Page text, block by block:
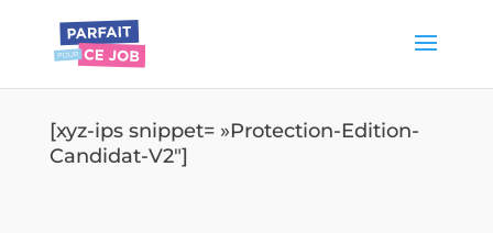
[xyz-ips snippet= »Protection-Edition-
Candidat-V2″]